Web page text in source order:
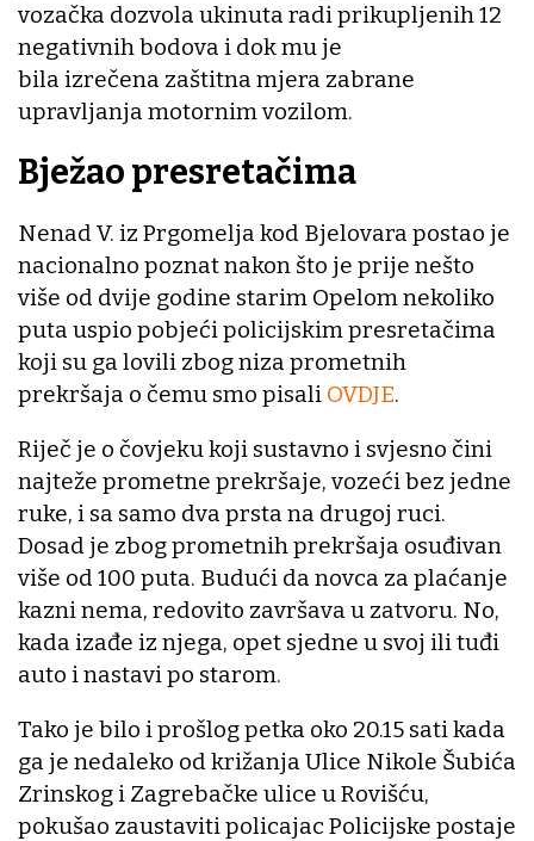
vozačka dozvola ukinuta radi prikupljenih 12
negativnih bodova i dok mu je
bila izrečena zaštitna mjera zabrane
upravljanja motornim vozilom.
Bježao presretačima
Nenad V. iz Prgomelja kod Bjelovara postao je
nacionalno poznat nakon što je prije nešto
više od dvije godine starim Opelom nekoliko
puta uspio pobjeći policijskim presretačima
koji su ga lovili zbog niza prometnih
prekršaja o čemu smo pisali OVDJE.
Riječ je o čovjeku koji sustavno i svjesno čini
najteže prometne prekršaje, vozeći bez jedne
ruke, i sa samo dva prsta na drugoj ruci.
Dosad je zbog prometnih prekršaja osuđivan
više od 100 puta. Budući da novca za plaćanje
kazni nema, redovito završava u zatvoru. No,
kada izađe iz njega, opet sjedne u svoj ili tuđi
auto i nastavi po starom.
Tako je bilo i prošlog petka oko 20.15 sati kada
ga je nedaleko od križanja Ulice Nikole Šubića
Zrinskog i Zagrebačke ulice u Rovišću,
pokušao zaustaviti policajac Policijske postaje